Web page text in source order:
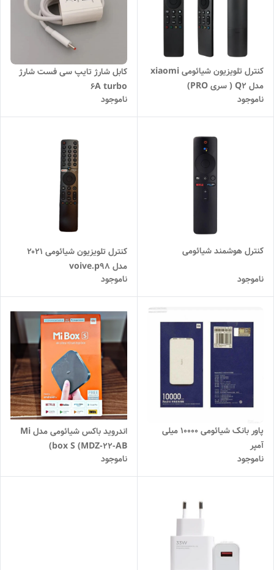
کنترل تلویزیون شیائومی xiaomi
مدل Q2 ( سری PRO)
ناموجود
کابل شارژ تایپ سی فست شارژ
6A turbo
ناموجود
کنترل هوشمند شیائومی
ناموجود
کنترل تلویزیون شیائومی ۲۰۲۱
مدل voive.p98
ناموجود
پاور بانک شیائومی 10000 میلی
آمپر
ناموجود
اندروید باکس شیائومی مدل Mi
box S (MDZ-22-AB)
ناموجود